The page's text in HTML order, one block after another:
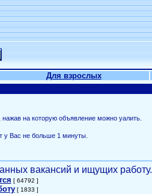
Для взрослых
на которую объявление можно уалить.
у Вас не больше 1 минуты.
вакансий и ищущих работу.
[ 64792 ]
[ 1833 ]